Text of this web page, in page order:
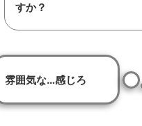
すか？
雰囲気な…感じろ